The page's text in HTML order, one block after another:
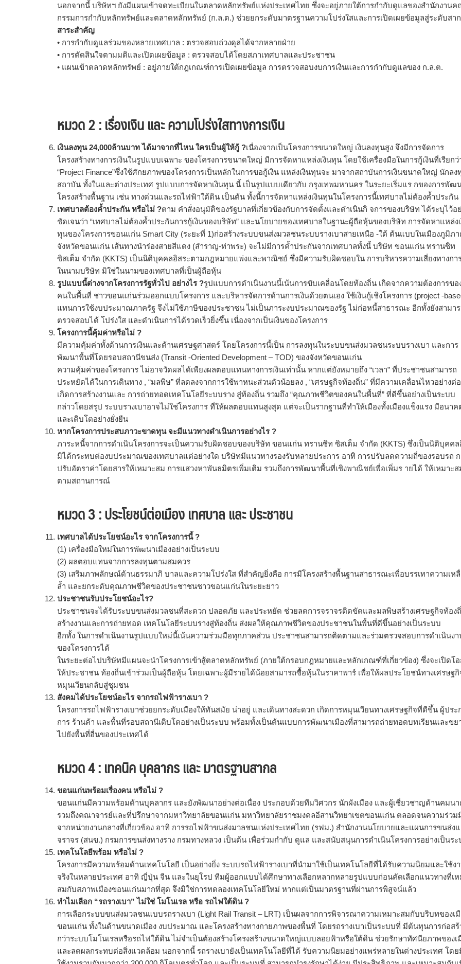
นอกจากนี้ บริษัทฯ ยังมีแผนเข้าจดทะเบียนในตลาดหลักทรัพย์แห่งประเทศไทย ซึ่งจะอยู่ภายใต้การกำกับดูแลของสำนักงานค
กรรมการกำกับหลักทรัพย์และตลาดหลักทรัพย์ (ก.ล.ต.) ช่วยยกระดับมาตรฐานความโปร่งใสและการเปิดเผยข้อมูลสู่ระดับสา
สาระสำคัญ
• การกำกับดูแลร่วมของหลายเทศบาล : ตรวจสอบถ่วงดุลได้จากหลายฝ่าย
• การตัดสินใจตามมติและเปิดเผยข้อมูล : ตรวจสอบได้โดยสภาเทศบาลและประชาชน
• แผนเข้าตลาดหลักทรัพย์ : อยู่ภายใต้กฎเกณฑ์การเปิดเผยข้อมูล การตรวจสอบงบการเงินและการกำกับดูแลของ ก.ล.ต.
หมวด 2 : เรื่องเงิน และ ความโปร่งใสทางการเงิน
เงินลงทุน 24,000ล้านบาท ได้มาจากที่ไหน ใครเป็นผู้ให้กู้ ?เนื่องจากเป็นโครงการขนาดใหญ่ เงินลงทุนสูง จึงมีการจัดการ
โครงสร้างทางการเงินในรูปแบบเฉพาะ ของโครงการขนาดใหญ่ มีการจัดหาแหล่งเงินทุน โดยใช้เครื่องมือในการกู้เงินที่เรียกว่
“Project Finance”ซึ่งใช้ศักยภาพของโครงการเป็นหลักในการขอกู้เงิน แหล่งเงินทุนจะ มาจากสถาบันการเงินขนาดใหญ่ นักลง
สถาบัน ทั้งในและต่างประเทศ รูปแบบการจัดหาเงินทุน นี้ เป็นรูปแบบเดียวกับ กรุงเทพมหานคร ในระยะเริ่มแร กของการพัฒ
โครงสร้างพื้นฐาน เช่น ทางด่วนและรถไฟฟ้าใต้ดิน เป็นต้น ทั้งนี้การจัดหาแหล่งเงินทุนในโครงการนี้เทศบาลไม่ต้องค้ำประกัน
เทศบาลต้องค้ำประกัน หรือไม่ ?ตาม คำสั่งอนุมัติของรัฐบาลที่เกี่ยวข้องกับการจัดตั้งและดำเนินกิ จการของบริษัท ได้ระบุไว้อ
ชัดเจนว่า “เทศบาลไม่ต้องค้ำประกันการกู้เงินของบริษัท” และนโยบายของเทศบาลในฐานะผู้ถือหุ้นของบริษัท การจัดหาแหล่ง
ทุนของโครงการขอนแก่น Smart City (ระยะที่ 1)ก่อสร้างระบบขนส่งมวลชนระบบรางเบาสายเหนือ -ใต้ ต้นแบบในเมืองภูมิภา
จังหวัดขอนแก่น เส้นทางนำร่องสายสีแดง (สำราญ-ท่าพระ) จะไม่มีการค้ำประกันจากเทศบาลทั้งนี้ บริษัท ขอนแก่น ทรานซิท
ซิสเต็ม จำกัด (KKTS) เป็นนิติบุคคลอิสระตามกฎหมายแพ่งและพาณิชย์ ซึ่งมีความรับผิดชอบใน การบริหารความเสี่ยงทางกา
ในนามบริษัท มิใช่ในนามของเทศบาลที่เป็นผู้ถือหุ้น
รูปแบบนี้ต่างจากโครงการรัฐทั่วไป อย่างไร ?รูปแบบการดำเนินงานนี้เน้นการขับเคลื่อนโดยท้องถิ่น เกิดจากความต้องการขอ
คนในพื้นที่ ชาวขอนแก่นร่วมออกแบบโครงการ และบริหารจัดการด้านการเงินด้วยตนเอง ใช้เงินกู้เชิงโครงการ (project -
แทนการใช้งบประมาณภาครัฐ จึงไม่ใช้ภาษีของประชาชน ไม่เป็นภาระงบประมาณของรัฐ ไม่ก่อหนี้สาธารณะ อีกทั้งยังสามา
ตรวจสอบได้ โปร่งใส และดำเนินการได้รวดเร็วยิ่งขึ้น เนื่องจากเป็นเงินของโครงการ
โครงการนี้คุ้มค่าหรือไม่ ?
มีความคุ้มค่าทั้งด้านการเงินและด้านเศรษฐศาสตร์ โดยโครงการนี้เป็น การลงทุนในระบบขนส่งมวลชนระบบรางเบา และการ
พัฒนาพื้นที่โดยรอบสถานีขนส่ง (Transit -Oriented Development – TOD) ของจังหวัดขอนแก่น
ความคุ้มค่าของโครงการ ไม่อาจวัดผลได้เพียงผลตอบแทนทางการเงินเท่านั้น หากแต่ยังหมายถึง “เวลา” ที่ประชาชนสามารถ
ประหยัดได้ในการเดินทาง , “มลพิษ” ที่ลดลงจากการใช้พาหนะส่วนตัวน้อยลง , “เศรษฐกิจท้องถิ่น” ที่มีความเคลื่อนไหวอย่างต่อ
เกิดการสร้างงานและ การถ่ายทอดเทคโนโลยีระบบราง สู่ท้องถิ่น รวมถึง “คุณภาพชีวิตของคนในพื้นที่” ที่ดีขึ้นอย่างเป็นระบบ
กล่าวโดยสรุป ระบบรางเบาอาจไม่ใช่โครงการ ที่ให้ผลตอบแทนสูงสุด แต่จะเป็นรากฐานที่ทำให้เมืองทั้งเมืองแข็งแรง มีอนาค
และเติบโตอย่างยั่งยืน
หากโครงการประสบภาวะขาดทุน จะมีแนวทางดำเนินการอย่างไร ?
ภาระหนี้จากการดำเนินโครงการจะเป็นความรับผิดชอบของบริษัท ขอนแก่น ทรานซิท ซิสเต็ม จำกัด (KKTS) ซึ่งเป็นนิติบุคคล
มิได้กระทบต่องบประมาณของเทศบาลแต่อย่างใด บริษัทมีแนวทางรองรับหลายประการ อาทิ การปรับลดความถี่ของรอบรถ
ปรับอัตราค่าโดยสารให้เหมาะสม การแสวงหาพันธมิตรเพิ่มเติม รวมถึงการพัฒนาพื้นที่เชิงพาณิชย์เพื่อเพิ่มร ายได้ ให้เหมาะส
ตามสถานการณ์
หมวด 3 : ประโยชน์ต่อเมือง เทศบาล และ ประชาชน
เทศบาลได้ประโยชน์อะไร จากโครงการนี้ ?
(1) เครื่องมือใหม่ในการพัฒนาเมืองอย่างเป็นระบบ
(2) ผลตอบแทนจากการลงทุนตามสมควร
(3) เสริมภาพลักษณ์ด้านธรรมาภิ บาลและความโปร่งใส ที่สำคัญยิ่งคือ การมีโครงสร้างพื้นฐานสาธารณะเพื่อบรรเทาความเห
ล้ำ และยกระดับคุณภาพชีวิตของประชาชนชาวขอนแก่นในระยะยาว
ประชาชนรับประโยชน์อะไร?
ประชาชนจะได้รับระบบขนส่งมวลชนที่สะดวก ปลอดภัย และประหยัด ช่วยลดการจราจรติดขัดและมลพิษสร้างเศรษฐกิจท้อง
สร้างงานและการถ่ายทอด เทคโนโลยีระบบรางสู่ท้องถิ่น ส่งผลให้คุณภาพชีวิตของประชาชนในพื้นที่ดีขึ้นอย่างเป็นระบบ
อีกทั้ง ในการดำเนินงานรูปแบบใหม่นี้เน้นความร่วมมือทุกภาคส่วน ประชาชนสามารถติดตามและร่วมตรวจสอบการดำเนินงา
ของโครงการได้
ในระยะต่อไปบริษัทมีแผนจะนำโครงการเข้าสู้ตลาดหลักทรัพย์ (ภายใต้กรอบกฎหมายและหลักเกณฑ์ที่เกี่ยวข้อง) ซึ่งจะเปิดโ
ให้ประชาชน ท้องถิ่นเข้าร่วมเป็นผู้ถือหุ้น โดยเฉพาะผู้มีรายได้น้อยสามารถซื้อหุ้นในราคาพาร์ เพื่อให้ผลประโยชน์ทางเศรษฐกิ
หมุนเวียนกลับสู่ชุมชน
สังคมได้ประโยชน์อะไร จากรถไฟฟ้ารางเบา ?
โครงการรถไฟฟ้ารางเบาช่วยยกระดับเมืองให้ทันสมัย น่าอยู่ และเดินทางสะดวก เกิดการหมุนเวียนทางเศรษฐกิจที่ดีขึ้น ผู้ประ
การ ร้านค้า และพื้นที่รอบสถานีเติบโตอย่างเป็นระบบ พร้อมทั้งเป็นต้นแบบการพัฒนาเมืองที่สามารถถ่ายทอดบทเรียนและขย
ไปยังพื้นที่อื่นของประเทศได้
หมวด 4 : เทคนิค บุคลากร และ มาตรฐานสากล
ขอนแก่นพร้อมเรื่องคน หรือไม่ ?
ขอนแก่นมีความพร้อมด้านบุคลากร และยังพัฒนาอย่างต่อเนื่อง ประกอบด้วยทีมวิศวกร นักผังเมือง และผู้เชี่ยวชาญด้านคมน
รวมถึงคณาจารย์และที่ปรึกษาจากมหาวิทยาลัยขอนแก่น มหาวิทยาลัยราชมงคลอีสานวิทยาเขตขอนแก่น ตลอดจนความร่วม
จากหน่วยงานกลางที่เกี่ยวข้อง อาทิ การรถไฟฟ้าขนส่งมวลชนแห่งประเทศไทย (รฟม.) สำนักงานนโยบายและแผนการขนส่ง
จราจร (สนข.) กรมการขนส่งทางราง กรมทางหลวง เป็นต้น เพื่อร่วมกำกับ ดูแล และสนับสนุนการดำเนินโครงการอย่างเป็นระ
เทคโนโลยีพร้อม หรือไม่ ?
โครงการมีความพร้อมด้านเทคโนโลยี เป็นอย่างยิ่ง ระบบรถไฟฟ้ารางเบาที่นำมาใช้เป็นเทคโนโลยีที่ได้รับความนิยมและใช้ง
จริงในหลายประเทศ อาทิ ญี่ปุ่น จีน และในยุโรป ทีมผู้ออกแบบได้ศึกษาทางเลือกหลากหลายรูปแบบก่อนคัดเลือกแนวทางที่เห
สมกับสภาพเมืองขอนแก่นมากที่สุด จึงมิใช่การทดลองเทคโนโลยีใหม่ หากแต่เป็นมาตรฐานที่ผ่านการพิสูจน์แล้ว
ทำไมเลือก “รถรางเบา” ไม่ใช่ โมโนเรล หรือ รถไฟใต้ดิน ?
การเลือกระบบขนส่งมวลชนแบบรถรางเบา (Light Rail Transit – LRT) เป็นผลจากการพิจารณาความเหมาะสมกับบริบทของเ
ขอนแก่น ทั้งในด้านขนาดเมือง งบประมาณ และโครงสร้างทางกายภาพของพื้นที่ โดยรถรางเบาเป็นระบบที่ มีต้นทุนการก่อสร้
กว่าระบบโมโนเรลหรือรถไฟใต้ดิน ไม่จำเป็นต้องสร้างโครงสร้างขนาดใหญ่แบบลอยฟ้าหรือใต้ดิน ช่วยรักษาทัศนียภาพของเ
และลดผลกระทบต่อสิ่งแวดล้อม นอกจากนี้ รถรางเบายังเป็นเทคโนโลยีที่ได้ รับความนิยมอย่างแพร่หลายในต่างประเทศ โดย